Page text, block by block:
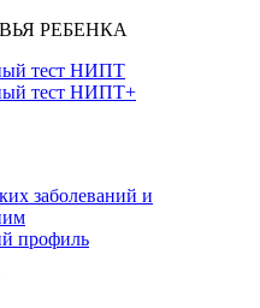
РЕБЕНКА
тест НИПТ
тест НИПТ+
заболеваний и
профиль